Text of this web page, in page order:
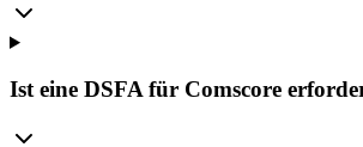
Ist eine DSFA für Comscore